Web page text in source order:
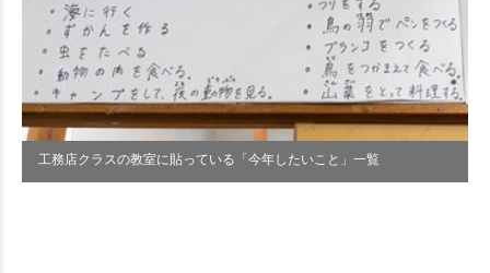
工務店クラスの教室に貼っている「今年したいこと」一覧